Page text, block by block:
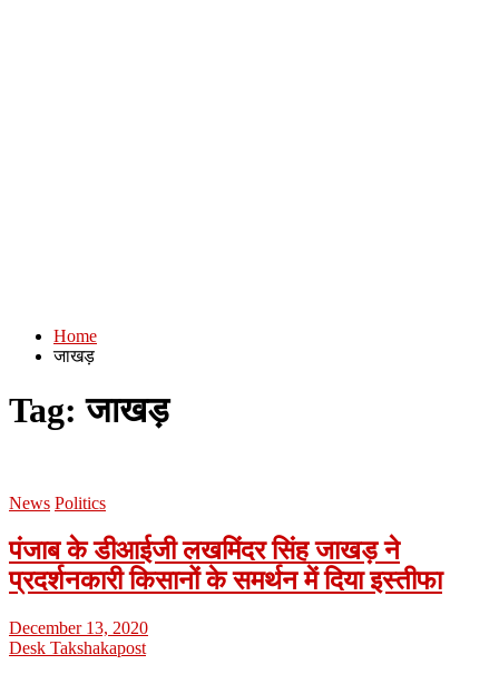
Home
जाखड़
Tag:जाखड़
News Politics
पंजाब के डीआईजी लखमिंदर सिंह जाखड़ ने
प्रदर्शनकारी किसानों के समर्थन में दिया इस्तीफा
December 13, 2020
Desk Takshakapost